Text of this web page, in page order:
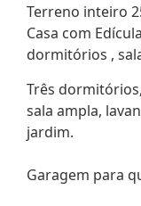
Terreno inteiro
Casa com
dormitórios ,
Três
sala ampla,
jardim.
Garagem para